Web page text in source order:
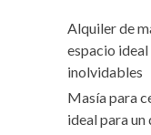
Alquiler de
espacio
inolvidables
Masía para
ideal para